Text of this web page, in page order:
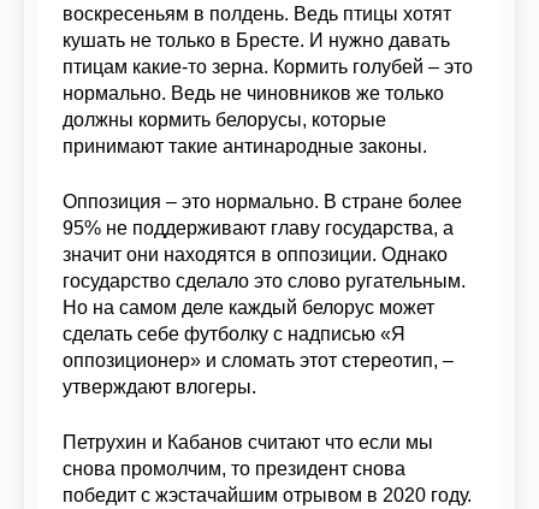
воскресеньям в полдень. Ведь птицы хотят
кушать не только в Бресте. И нужно давать
птицам какие-то зерна. Кормить голубей – это
нормально. Ведь не чиновников же только
должны кормить белорусы, которые
принимают такие антинародные законы.
Оппозиция – это нормально. В стране более
95% не поддерживают главу государства, а
значит они находятся в оппозиции. Однако
государство сделало это слово ругательным.
Но на самом деле каждый белорус может
сделать себе футболку с надписью «Я
оппозиционер» и сломать этот стереотип, –
утверждают влогеры.
Петрухин и Кабанов считают что если мы
снова промолчим, то президент снова
победит с жэстачайшим отрывом в 2020 году.